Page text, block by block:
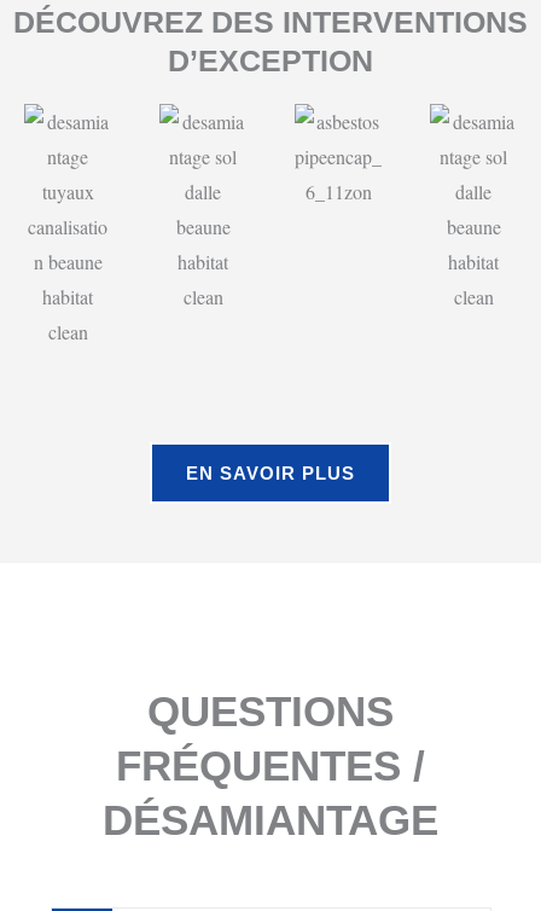
DÉCOUVREZ DES INTERVENTIONS
D’EXCEPTION
EN SAVOIR PLUS
QUESTIONS
FRÉQUENTES /
DÉSAMIANTAGE